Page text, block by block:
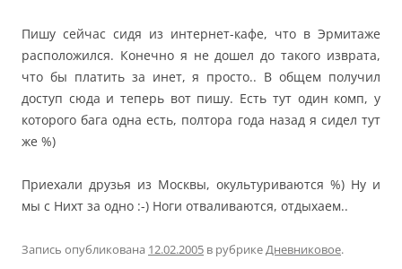
Пишу сейчас сидя из интернет-кафе, что в Эрмитаже
расположился. Конечно я не дошел до такого изврата,
что бы платить за инет, я просто.. В общем получил
доступ сюда и теперь вот пишу. Есть тут один комп, у
которого бага одна есть, полтора года назад я сидел тут
же %)
Приехали друзья из Москвы, окультуриваются %) Ну и
мы с Нихт за одно :-) Ноги отваливаются, отдыхаем..
Запись опубликована 12.02.2005 в рубрикеДневниковое.